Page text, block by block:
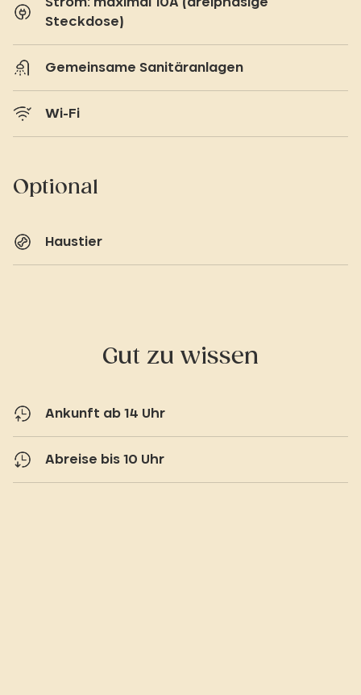
Strom: maximal 10A (dreiphasige
Steckdose)
Gemeinsame Sanitäranlagen
Wi-Fi
Optional
Haustier
Gut zu wissen
Ankunft ab 14 Uhr
Abreise bis 10 Uhr